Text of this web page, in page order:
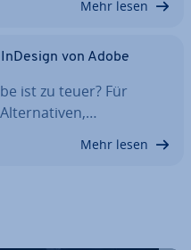
Mehr lesen
von Adobe
ist zu teuer? Für
Mehr lesen